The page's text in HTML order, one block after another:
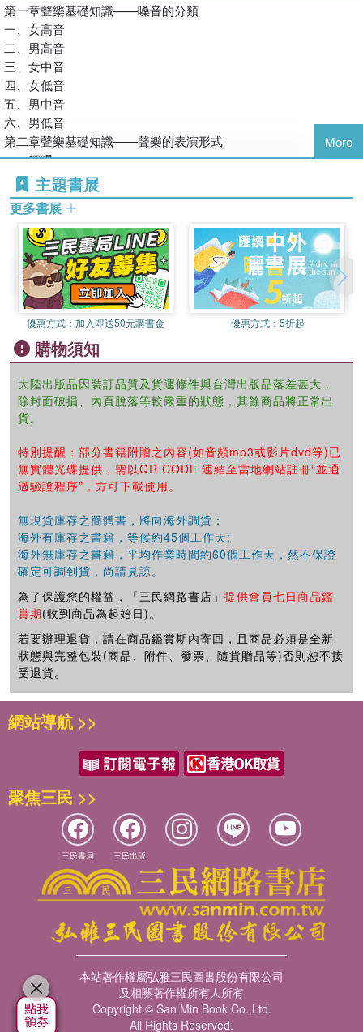
第一章聲樂基礎知識——嗓音的分類
一、女高音
二、男高音
三、女中音
四、女低音
五、男中音
六、男低音
第二章聲樂基礎知識——聲樂的表演形式
一、獨唱
二、齊唱
三、重唱
四、合唱
第三章聲樂基礎知識——歌唱的舞臺表演
一、面部表情的訓練
二、眼神的訓練
三、肢體語言的訓練
第四章聲樂基礎知識——童聲歌唱生理衛生
一、童聲的嗓音特點
二、童聲階段的劃分
第五章聲樂基礎知識——童聲初期歌唱教學原則及訓練方法
一、幼兒園的兒童處于童聲初期的階段
二、童聲初期的嗓音訓練方法
第六章聲樂教學練聲曲選
二、頓音練習
三、母音練習
四、帶詞練習
第七章聲樂教學曲選
一、中國聲樂作品
二、外國聲樂作品
三、經典兒童歌曲
第八章童聲合唱的基礎知識
一、童聲的劃分
二、童聲合唱團的類型及音域
三、童聲合唱團的常用隊形
四、思考與練習
第九章童聲合唱的基礎訓練與作品排練
一、童聲合唱的基礎訓練
二、童聲合唱的作品排練
第十章合唱指揮的基礎知識
一、指揮的職責、條件與技術要求
二、指揮的姿勢與基本動作
三、單位拍的指揮和常用的指揮圖示
四、起拍與收拍
五、合拍與分拍
六、不同節奏的指揮
七、速度和力度
八、思考與練習
第十一章合唱作品的指揮實踐
一、二拍子指揮作品實例《中國少年先鋒隊隊歌》
二、三拍子指揮作品實例《搖籃曲》
三、四拍子指揮作品實例《秋天紅艷艷》
四、思考與練習
第十二章聲樂練習曲
More
主題書展
更多書展
優惠方式： 加入即送50元購書金 優惠方式： 5折起
購物須知
大陸出版品因裝訂品質及貨運條件與台灣出版品落差甚大，
除封面破損、內頁脫落等較嚴重的狀態，其餘商品將正常出
貨。
特別提醒：部分書籍附贈之內容(如音頻mp3或影片dvd等)已
無實體光碟提供，需以QR CODE 連結至當地網站註冊“並通
過驗證程序”，方可下載使用。
無現貨庫存之簡體書，將向海外調貨：
海外有庫存之書籍，等候約45個工作天;
海外無庫存之書籍，平均作業時間約60個工作天，然不保證
確定可調到貨，尚請見諒。
為了保護您的權益，「三民網路書店」 提供會員七日商品鑑
賞期(收到商品為起始日)。
若要辦理退貨，請在商品鑑賞期內寄回，且商品必須是全新
狀態與完整包裝(商品、附件、發票、隨貨贈品等)否則恕不接
受退貨。
網站導航 >>
聚焦三民 >>
三民書局 三民出版
本站著作權屬弘雅三民圖書股份有限公司
及相關著作權所有人所有
Copyright © San Min Book Co.,Ltd.
All Rights Reserved.